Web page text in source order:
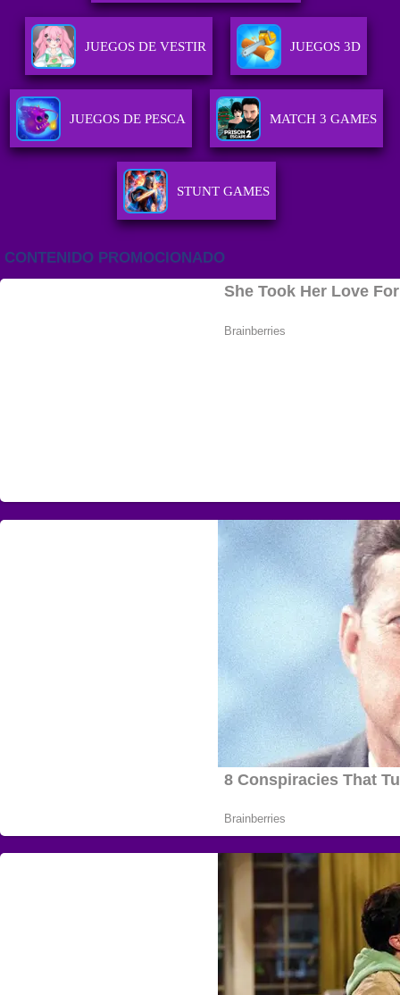
JUEGOS DE VESTIR JUEGOS 3D
JUEGOS DE PESCA MATCH 3 GAMES
STUNT GAMES